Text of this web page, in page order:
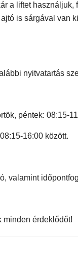
a liftet
is sárgával van
nyitvatartás
péntek: 08:15-
16:00 között.
valamint
minden érdeklődőt!